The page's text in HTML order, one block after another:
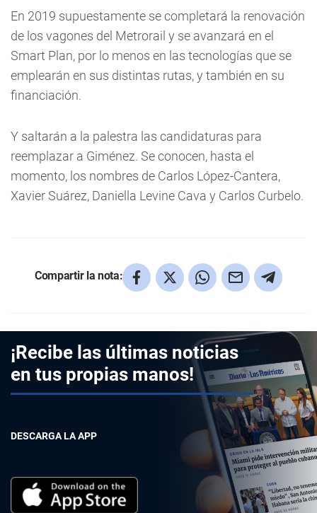
En 2019 supuestamente se completará la renovación
de los vagones del Metrorail y se avanzará en el
Smart Plan, por lo menos en las tecnologías que se
emplearán en sus distintas rutas, y también en su
financiación.
Y saltarán a la palestra las candidaturas para
reemplazar a Giménez. Se conocen, hasta el
momento, los nombres de Carlos López-Cantera,
Xavier Suárez, Daniella Levine Cava y Carlos Curbelo.
Compartir la nota:
¡Recibe las últimas noticias
en tus propias manos!
DESCARGA LA APP